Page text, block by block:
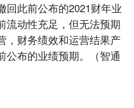
回此前公布的2021财年业
流动性充足，但无法预期
，财务绩效和运营结果产
公布的业绩预期。（智通